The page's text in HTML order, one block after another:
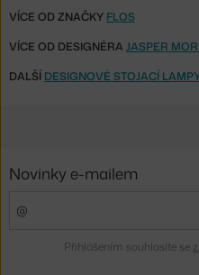
VÍCE OD ZNAČKY FLOS
VÍCE OD DESIGNÉRA JASPER
DALŠÍ DESIGNOVÉ STOJACÍ
Novinky e-mailem
Přihlášením souhlasíte se